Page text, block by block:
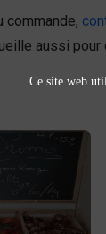
commande,
aussi pour
des
Ce site web